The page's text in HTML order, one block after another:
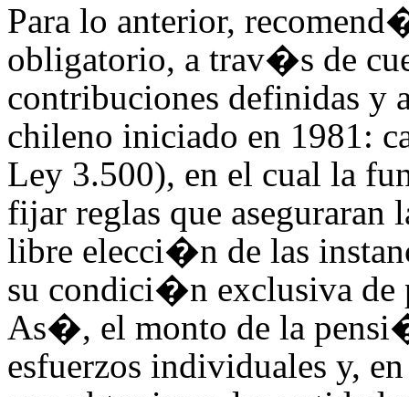
Para lo anterior,
obligatorio, a trav�s de
contribuciones definidas
chileno iniciado en 1981:
Ley 3.500), en el cual la
fijar reglas que aseguraran
libre elecci�n de las
su condici�n exclusiva de
As�, el monto de la
esfuerzos individuales y,